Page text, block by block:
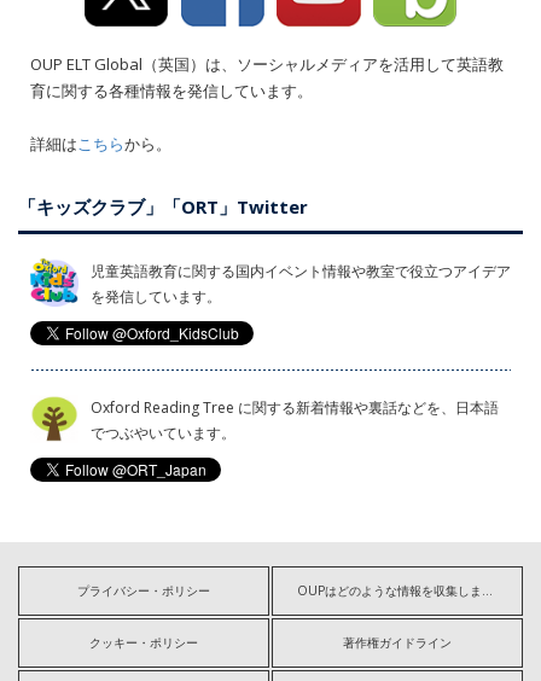
OUP ELT Global（英国）は、ソーシャルメディアを活用して英語教
育に関する各種情報を発信しています。
詳細はこちらから。
「キッズクラブ」「ORT」Twitter
児童英語教育に関する国内イベント情報や教室で役立つアイデア
を発信しています。
Oxford Reading Tree に関する新着情報や裏話などを、日本語
でつぶやいています。
プライバシー・ポリシー OUPはどのような情報を収集しますか?
クッキー・ポリシー 著作権ガイドライン